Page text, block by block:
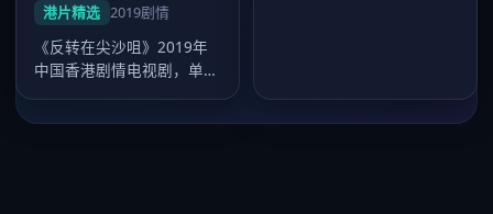
港片精选 2019剧情
《反转在尖沙咀》2019年
中国香港剧情电视剧，单集
情外壳下人物弧光完整，吴
磊表演广受…